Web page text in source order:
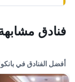
فنادق
أفضل الفنادق في